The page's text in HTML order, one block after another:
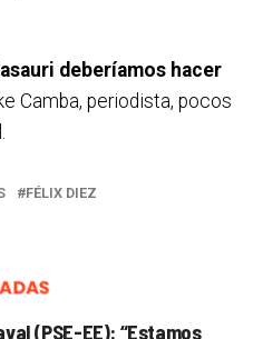
deberíamos hacer
Camba, periodista, pocos
FÉLIX DIEZ
(PSE-EE): “Estamos